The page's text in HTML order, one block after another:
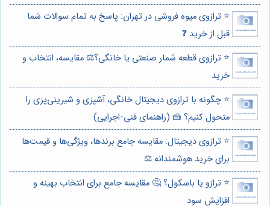
⭐️ ترازوی میوه فروشی در تهران: پاسخ به تمام سوالات شما
قبل از خرید ❓
⭐️ ترازوی قطعه شمار صنعتی یا خانگی؟⚖️ مقایسه، انتخاب و
خرید
⭐️ چگونه با ترازوی دیجیتال خانگی، آشپزی و شیرینی‌پزی را
متحول کنیم؟ 🍰 (راهنمای فنی-اجرایی)
⭐️ ترازوی دیجیتال: مقایسه جامع برندها، ویژگی‌ها و قیمت‌ها
برای خرید هوشمندانه ⚖️
⭐️ ترازو یا باسکول؟ 🤔 مقایسه جامع برای انتخاب بهینه و
افزایش سود